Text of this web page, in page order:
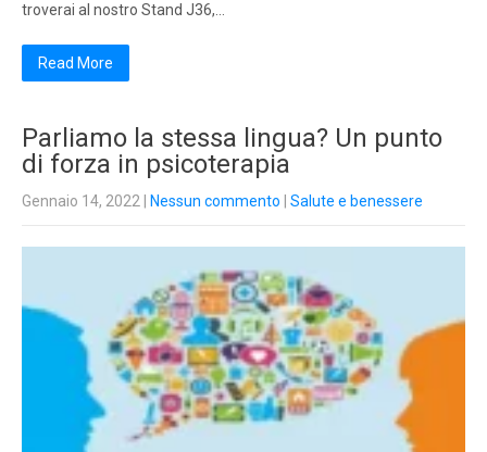
troverai al nostro Stand J36,…
Read More
Parliamo la stessa lingua? Un punto
di forza in psicoterapia
Gennaio 14, 2022 Nessun commento Salute e benessere